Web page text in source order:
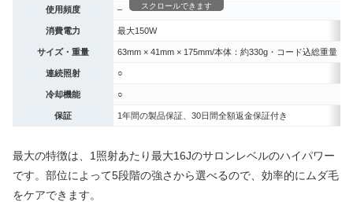
使用頻度 –
消費電力 最大150W
サイズ・重量 63mm × 41mm × 175mm/本体：約330g・コード込総重量：
連続照射 ○
冷却機能 ○
保証 1年間の製品保証、30日間全額返金保証付き
スクロールできます
最大の特徴は、1照射あたり最大16Jのサロンレベルのハイパワー
です。部位によって5段階の強さから選べるので、効率的にムダ毛
をケアできます。